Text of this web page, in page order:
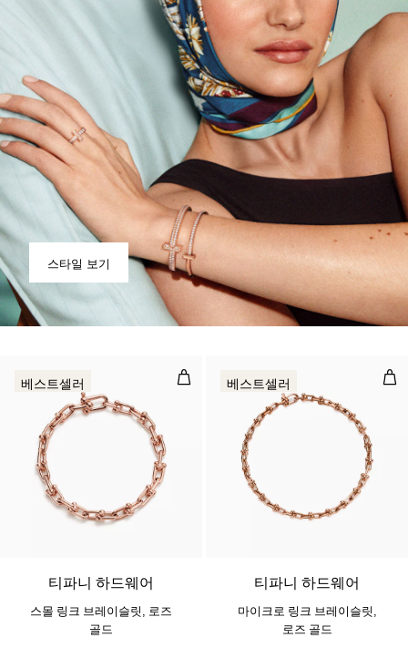
스타일 보기
스몰 링크 브레이슬릿, 로즈 골드
베스트셀러
티파니 하드웨어
스몰 링크 브레이슬릿, 로즈
골드
마
베스트셀러
티파니 하드웨어
마이크로 링크 브레이슬릿,
로즈 골드